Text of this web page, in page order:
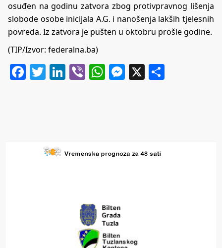
osuđen na godinu zatvora zbog protivpravnog lišenja
slobode osobe inicijala A.G. i nanošenja lakših tjelesnih
povreda. Iz zatvora je pušten u oktobru prošle godine.
(TIP/Izvor: federalna.ba)
Facebook
Twitter
LinkedIn
ViberWhatsApp
Messenger
X